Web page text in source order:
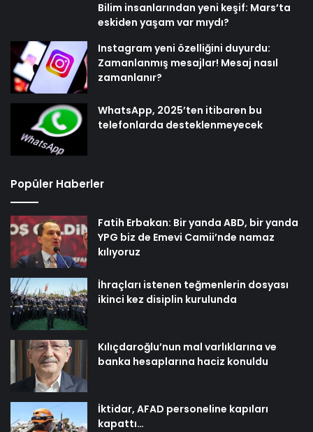
Bilim insanlarından yeni keşif: Mars’ta
eskiden yaşam var mıydı?
Instagram yeni özelliğini duyurdu:
Zamanlanmış mesajlar! Mesaj nasıl
zamanlanır?
WhatsApp, 2025’ten itibaren bu
telefonlarda desteklenmeyecek
Popüler Haberler
Fatih Erbakan: Bir yanda ABD, bir yanda
YPG biz de Emevi Camii’nde namaz
kılıyoruz
İhraçları istenen teğmenlerin dosyası
ikinci kez disiplin kurulunda
Kılıçdaroğlu’nun mal varlıklarına ve
banka hesaplarına haciz konuldu
İktidar, AFAD personeline kapıları
kapattı…